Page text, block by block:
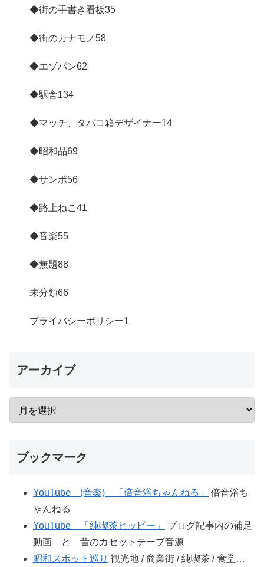
◆街の手書き看板35
◆街のカナモノ58
◆エゾパン62
◆駅舎134
◆マッチ、タバコ箱デザイナー14
◆昭和品69
◆サンポ56
◆路上ねこ 41
◆音楽55
◆無題88
未分類66
プライバシーポリシー1
アーカイブ
ブックマーク
YouTube (音楽) 「倍音浴ちゃんねる」
倍音浴ち
ゃんねる
YouTube 「純喫茶ヒッピー」
ブログ記事内の補足
動画 と 昔のカセットテープ音源
昭和スポット巡り 観光地 / 商業街 / 純喫茶 / 食堂…